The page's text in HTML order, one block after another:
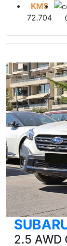
KMS
72.704
2.5 AWD